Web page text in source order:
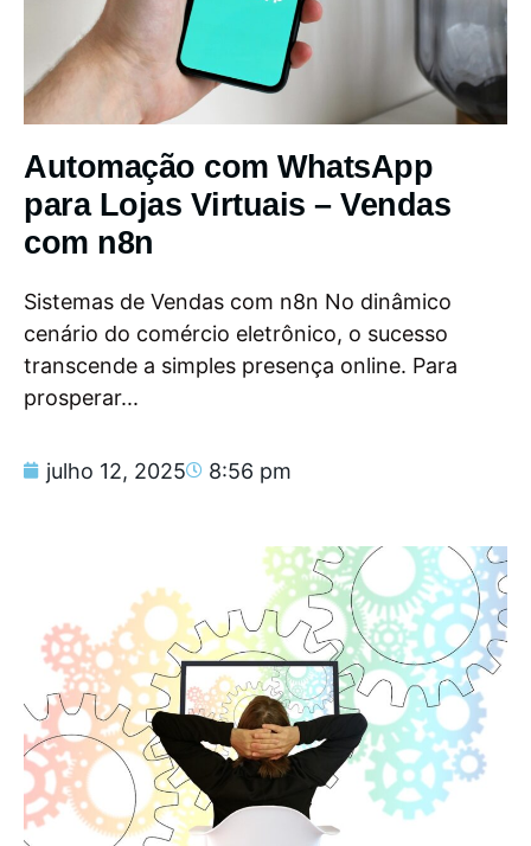
Automação com WhatsApp
para Lojas Virtuais – Vendas
com n8n
Sistemas de Vendas com n8n No dinâmico
cenário do comércio eletrônico, o sucesso
transcende a simples presença online. Para
prosperar...
julho 12, 2025 8:56 pm